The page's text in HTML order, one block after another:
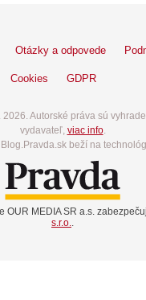
Otázky a odpovede
Cookies GDPR
2026. Autorské práva sú
vydavateľ, viac info.
beží na
OUR MEDIA SR a.s.
s.r.o..